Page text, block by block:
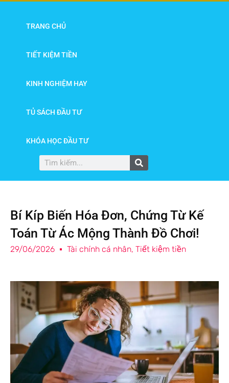
TRANG CHỦ
TIẾT KIỆM TIỀN
KINH NGHIỆM HAY
TỦ SÁCH ĐẦU TƯ
KHÓA HỌC ĐẦU TƯ
Bí Kíp Biến Hóa Đơn, Chứng Từ Kế
Toán Từ Ác Mộng Thành Đồ Chơi!
29/06/2026 Tài chính cá nhân, Tiết kiệm tiền